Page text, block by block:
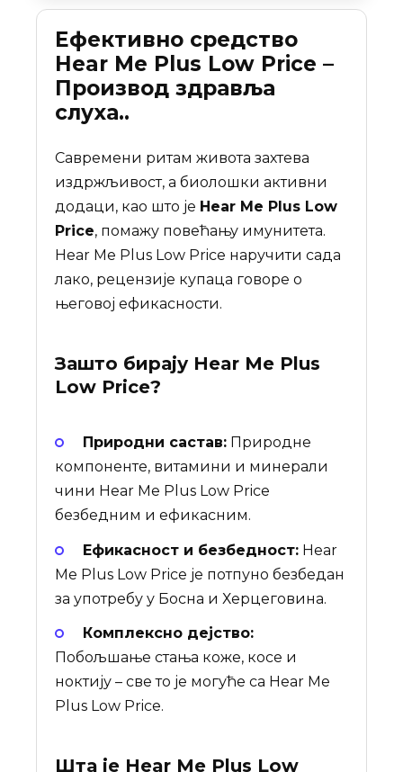
Ефективно средство
Hear Me Plus Low Price –
Производ здравља
слуха..
Савремени ритам живота захтева
издржљивост, а биолошки активни
додаци, као што је Hear Me Plus Low
Price, помажу повећању имунитета.
Hear Me Plus Low Price наручити сада
лако, рецензије купаца говоре о
његовој ефикасности.
Зашто бирају Hear Me Plus
Low Price?
Природни састав: Природне
компоненте, витамини и минерали
чини Hear Me Plus Low Price
безбедним и ефикасним.
Ефикасност и безбедност: Hear
Me Plus Low Price је потпуно безбедан
за употребу у Босна и Херцеговина.
Комплексно дејство:
Побољшање стања коже, косе и
ноктију – све то је могуће са Hear Me
Plus Low Price.
Шта је Hear Me Plus Low